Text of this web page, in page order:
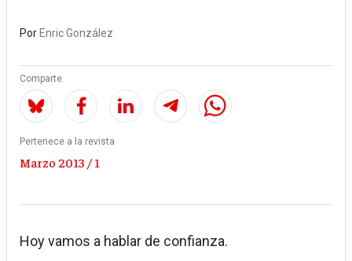
Por Enric González
Comparte
Pertenece a la revista
Marzo 2013 / 1
Hoy vamos a hablar de confianza.